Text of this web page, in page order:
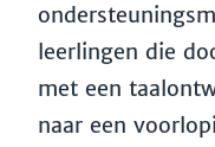
leerlingen die
met een
naar een